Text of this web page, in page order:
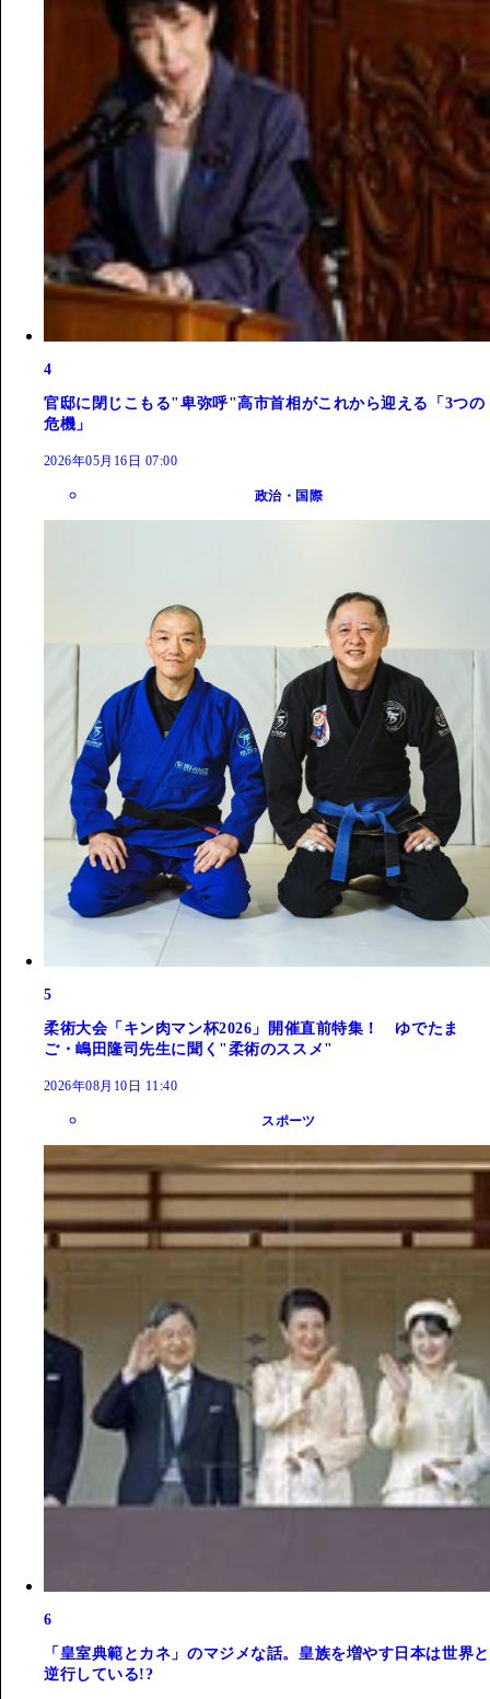
4
官邸に閉じこもる"卑弥呼"高市首相がこれから迎える「3つの
危機」
2026年05月16日 07:00
政治・国際
5
柔術大会「キン肉マン杯2026」開催直前特集！ ゆでたま
ご・嶋田隆司先生に聞く"柔術のススメ"
2026年08月10日 11:40
スポーツ
6
「皇室典範とカネ」のマジメな話。皇族を増やす日本は世界と
逆行している!?